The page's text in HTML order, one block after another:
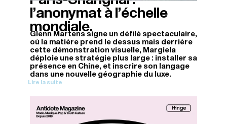
l’anonymat à l’échelle
mondiale.
Glenn Martens signe un défilé spectaculaire,
où la matière prend le dessus mais derrière
cette démonstration visuelle, Margiela
déploie une stratégie plus large : installer sa
présence en Chine, et inscrire son langage
dans une nouvelle géographie du luxe.
Lire la suite